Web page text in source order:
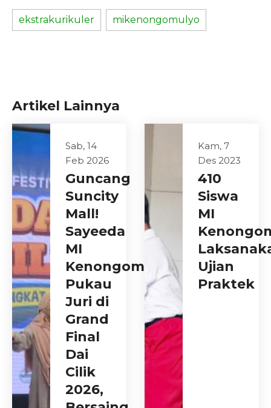
ekstrakurikuler mikenongomulyo
Artikel Lainnya
Sab, 14
Feb 2026
Guncang
Suncity
Mall!
Sayeeda
MI
Kenongomulyo
Pukau
Juri di
Grand
Final
Dai
Cilik
2026,
Kam, 7
Des 2023
410
Siswa
MI
Ujian
Praktek